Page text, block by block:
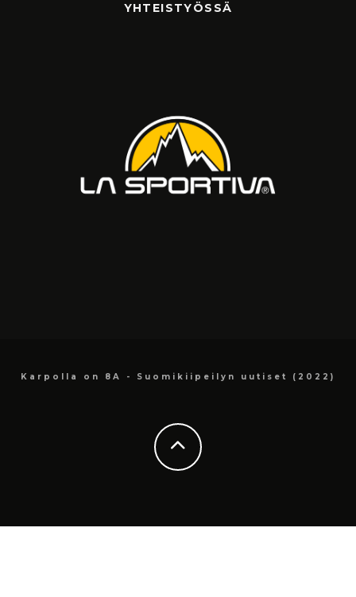
YHTEISTYÖSSÄ
Karpolla on 8A - Suomikiipeilyn uutiset (2022)